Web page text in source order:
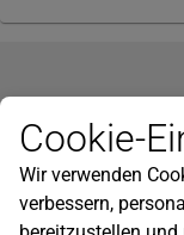
Newsletter
Infos zu neuen
unserem Newsletter!
Cookie-
Wir verwenden
verbessern,